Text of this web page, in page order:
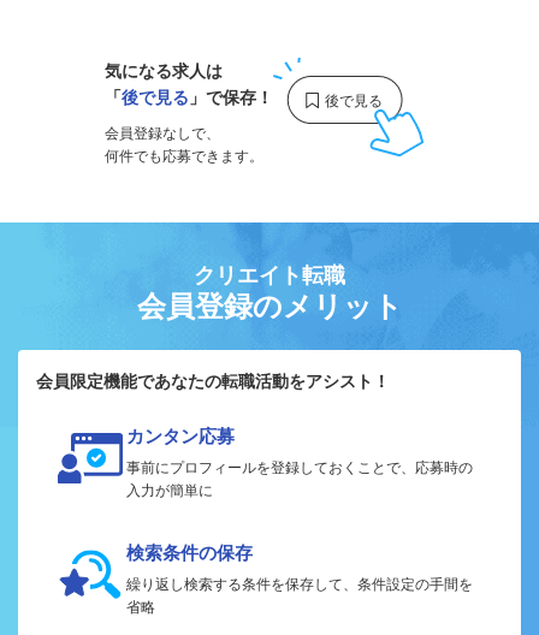
気になる求人は
「後で見る 」で保存！
会員登録なしで、
何件でも応募できます。
クリエイト転職
会員登録のメリット
会員限定機能であなたの転職活動をアシスト！
カンタン応募
事前にプロフィールを登録しておくことで、応募時の
入力が簡単に
検索条件の保存
繰り返し検索する条件を保存して、条件設定の手間を
省略